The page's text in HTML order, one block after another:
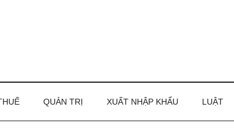
QUẢN TRỊ XUẤT NHẬP KHẨU LUẬT